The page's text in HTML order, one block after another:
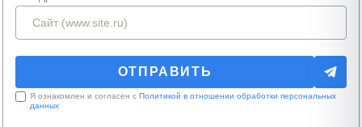
Я ознакомлен и согласен с Политикой в отношении обработки персональных
данных